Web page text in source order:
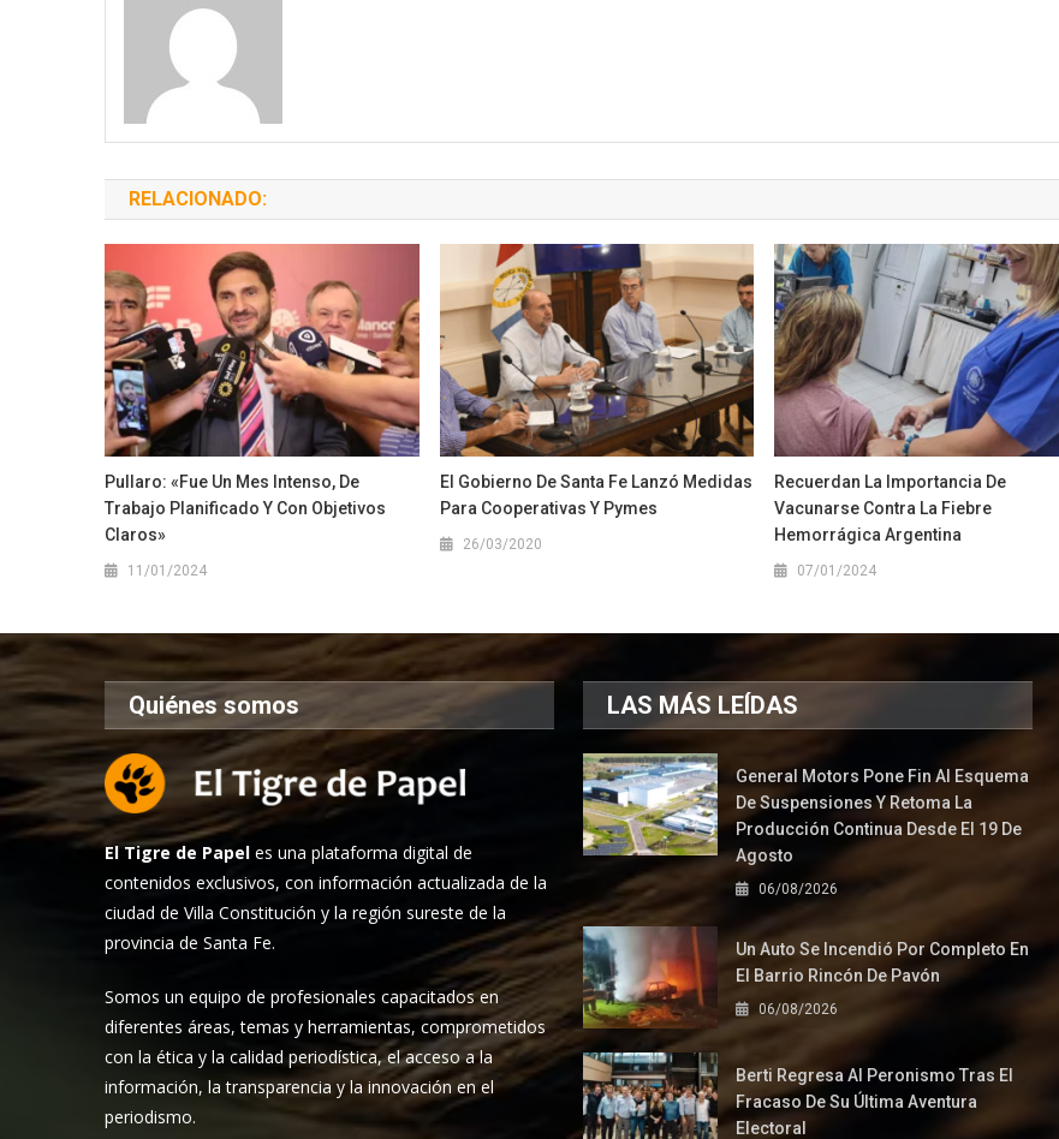
RELACIONADO:
Pullaro: «Fue Un Mes Intenso, De
Trabajo Planificado Y Con Objetivos
Claros»
11/01/2024
El Gobierno De Santa Fe Lanzó Medidas
Para Cooperativas Y Pymes
26/03/2020
Recuerdan La Importancia De
Vacunarse Contra La Fiebre
Hemorrágica Argentina
07/01/2024
Quiénes somos
El Tigre de Papel es una plataforma digital de
contenidos exclusivos, con información actualizada de la
ciudad de Villa Constitución y la región sureste de la
provincia de Santa Fe.
Somos un equipo de profesionales capacitados en
diferentes áreas, temas y herramientas, comprometidos
con la ética y la calidad periodística, el acceso a la
información, la transparencia y la innovación en el
periodismo.
LAS MÁS LEÍDAS
General Motors Pone Fin Al Esquema
De Suspensiones Y Retoma La
Producción Continua Desde El 19 De
Agosto
06/08/2026
Un Auto Se Incendió Por Completo En
El Barrio Rincón De Pavón
06/08/2026
Berti Regresa Al Peronismo Tras El
Fracaso De Su Última Aventura
Electoral